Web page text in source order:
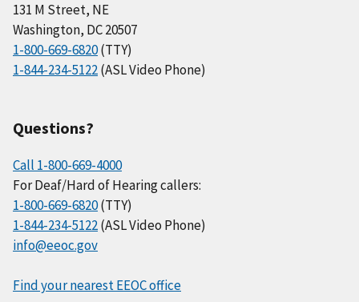
131 M Street, NE
Washington, DC 20507
1-800-669-6820(TTY)
1-844-234-5122(ASL Video Phone)
Questions?
Call 1-800-669-4000
For Deaf/Hard of Hearing callers:
1-800-669-6820(TTY)
1-844-234-5122(ASL Video Phone)
info@eeoc.gov
Find your nearest EEOC office